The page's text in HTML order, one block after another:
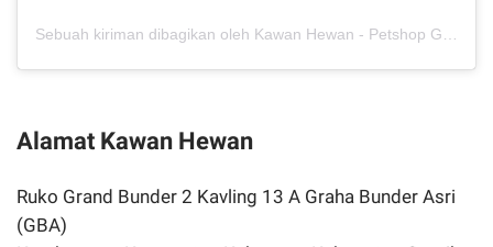
Alamat Kawan Hewan
Ruko Grand Bunder 2 Kavling 13 A Graha Bunder Asri
(GBA)